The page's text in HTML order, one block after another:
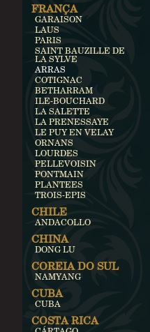
FRANÇA
GARAISON
LAUS
PARIS
SAINT BAUZILLE DE
LA SYLVE
ARRAS
COTIGNAC
BETHARRAM
ILE-BOUCHARD
LA SALETTE
LA PRENESSAYE
LE PUY EN VELAY
ORNANS
LOURDES
PELLEVOISIN
PONTMAIN
PLANTEES
TROIS-EPIS
CHILE
ANDACOLLO
CHINA
DONG LU
COREIA DO SUL
NAMYANG
CUBA
CUBA
COSTA RICA